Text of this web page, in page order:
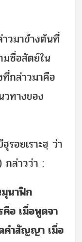
วมาข้างต้นที่
มซื่อสัตย์ใน
กล่าวมาคือ
ทางของ
อยเราะฮฺ ว่า
ล่าวว่า :
นาฟิก
อ เมื่อพูดจา
คำสัญญา เมื่อ